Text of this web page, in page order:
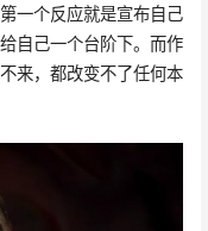
一个反应就是宣布自己
自己一个台阶下。而作
来，都改变不了任何本